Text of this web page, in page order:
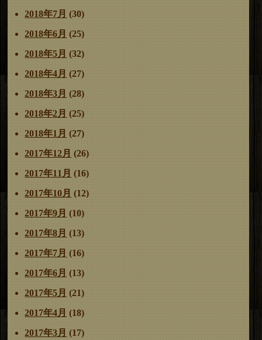
2018年7月 (30)
2018年6月 (25)
2018年5月 (32)
2018年4月 (27)
2018年3月 (28)
2018年2月 (25)
2018年1月 (27)
2017年12月 (26)
2017年11月 (16)
2017年10月 (12)
2017年9月 (10)
2017年8月 (13)
2017年7月 (16)
2017年6月 (13)
2017年5月 (21)
2017年4月 (18)
2017年3月 (17)